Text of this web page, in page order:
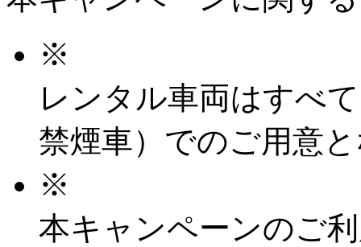
※
レンタル車両はすべ
禁煙車）でのご用意
※
本キャンペーンのご